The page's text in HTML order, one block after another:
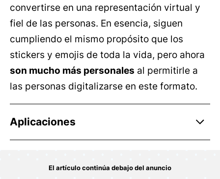
convertirse en una representación virtual y
fiel de las personas. En esencia, siguen
cumpliendo el mismo propósito que los
stickers y emojis de toda la vida, pero ahora
son mucho más personales al permitirle a
las personas digitalizarse en este formato.
Aplicaciones